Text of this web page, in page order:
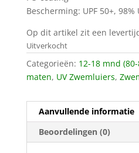
Bescherming: UPF 50+,
Op dit artikel zit een
Uitverkocht
Categorieën: 12-18 mnd (80-
maten UV Zwemluiers
Aanvullende informatie
Beoordelingen (0)